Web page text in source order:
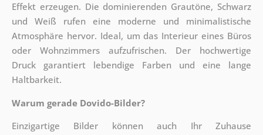
Effekt erzeugen. Die dominierenden Grautöne, Schwarz
und Weiß rufen eine moderne und minimalistische
Atmosphäre hervor. Ideal, um das Interieur eines Büros
oder Wohnzimmers aufzufrischen. Der hochwertige
Druck garantiert lebendige Farben und eine lange
Haltbarkeit.
Warum gerade Dovido-Bilder?
Einzigartige Bilder können auch Ihr Zuhause